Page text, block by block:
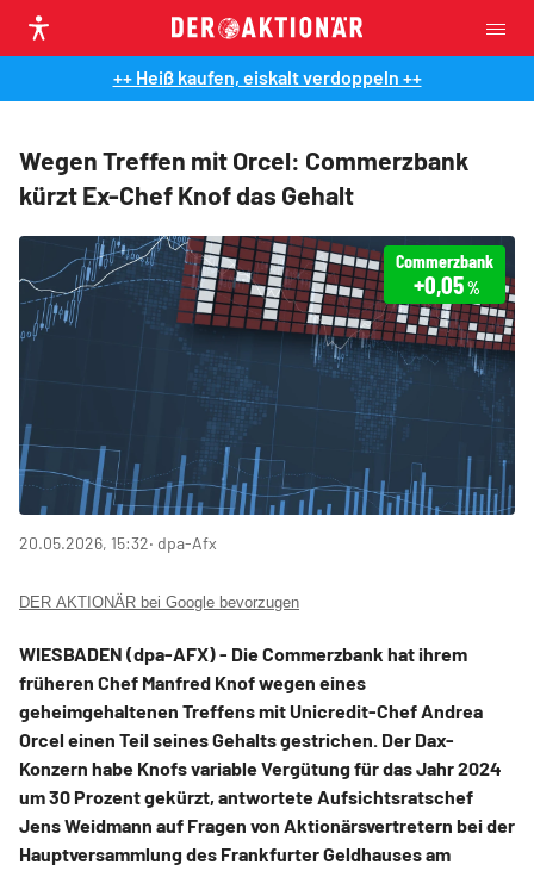
++ Heiß kaufen, eiskalt verdoppeln ++
Wegen Treffen mit Orcel: Commerzbank
kürzt Ex-Chef Knof das Gehalt
Commerzbank
+0,05%
20.05.2026, 15:32‧ dpa-Afx
DER AKTIONÄR bei Google bevorzugen
WIESBADEN (dpa-AFX) - Die Commerzbank hat ihrem
früheren Chef Manfred Knof wegen eines
geheimgehaltenen Treffens mit Unicredit-ChefAndrea
Orcel einen Teil seines Gehalts gestrichen. Der Dax-
Konzern habe Knofs variable Vergütung für das Jahr 2024
um 30 Prozent gekürzt, antwortete Aufsichtsratschef
Jens Weidmann auf Fragen von Aktionärsvertretern bei der
Hauptversammlung des Frankfurter Geldhauses am